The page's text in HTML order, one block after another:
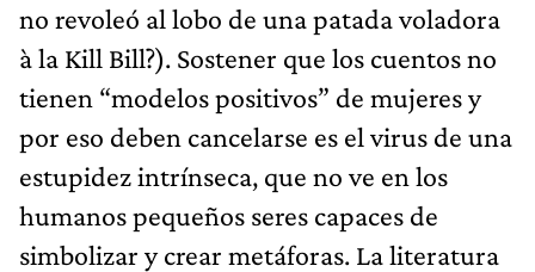
no revoleó al lobo de una patada voladora
à la Kill Bill?). Sostener que los cuentos no
tienen “modelos positivos” de mujeres y
por eso deben cancelarse es el virus de una
estupidez intrínseca, que no ve en los
humanos pequeños seres capaces de
simbolizar y crear metáforas. La literatura